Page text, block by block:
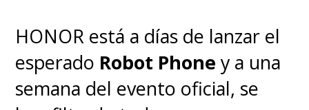
El Robot Phone introduce
interacciones impulsadas por
IAcomo su cámara que realiza
HONOR está a días de lanzar el
esperado Robot Phoney a una
semana del evento oficial, se